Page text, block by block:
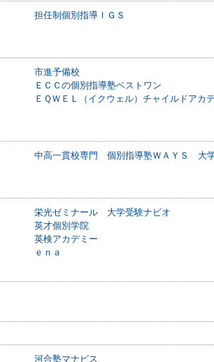
担任制個別指導ＩＧＳ
市進予備校
ＥＣＣの個別指導塾ベストワン
ＥＱＷＥＬ（イクウェル）チャイルドアカ
中高一貫校専門 個別指導塾ＷＡＹＳ 大
栄光ゼミナール 大学受験ナビオ
英才個別学院
英検アカデミー
ｅｎａ
河合塾マナビス